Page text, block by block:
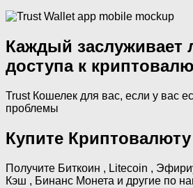
Каждый заслуживает
доступа к
Trust Кошелек для вас, если у вас
проблемы
Купите Криптовалюту
Получите Биткоин , Litecoin ,
Кэш , Бинанс Монета и другие по